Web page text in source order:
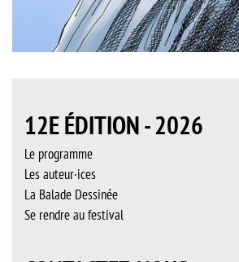
12E ÉDITION - 2026
Le programme
Les auteur·ices
La Balade Dessinée
Se rendre au festival